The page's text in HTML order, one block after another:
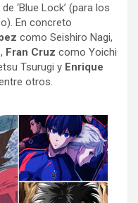
‘Blue Lock’ (para los
En concreto
como Seishiro Nagi,
Fran Cruz como Yoichi
Tsurugi y Enrique
otros.